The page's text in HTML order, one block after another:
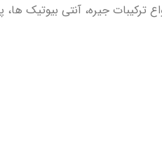
ترکیبات جیره، آنتی بیوتیک